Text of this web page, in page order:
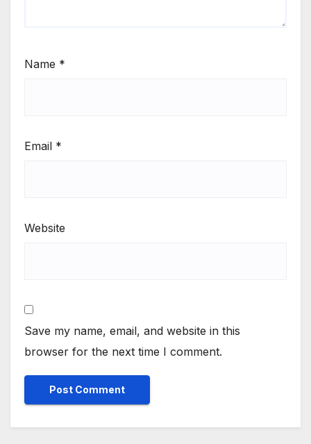
Name *
Email *
Website
Save my name, email, and website in this
browser for the next time I comment.